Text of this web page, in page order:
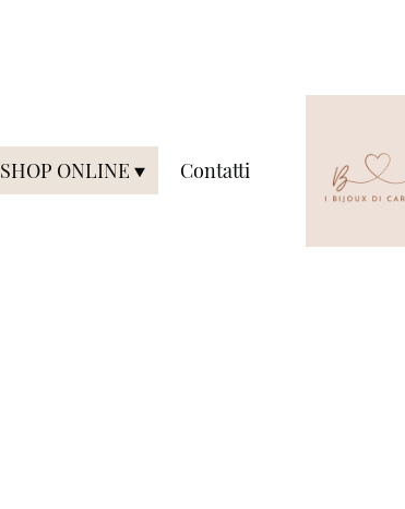
SHOP ONLINE Contatti